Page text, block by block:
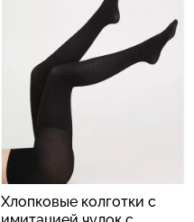
Хлопковые колготки с